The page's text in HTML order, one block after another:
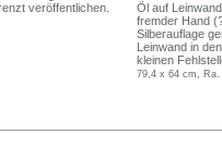
Öl auf
fremder Hand
Silberauflage
Leinwand in
kleinen
79,4 x 64 cm,